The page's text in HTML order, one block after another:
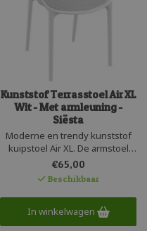
Kunststof Terrasstoel Air XL
Wit - Met armleuning -
Siësta
Moderne en trendy kunststof
kuipstoel Air XL. De armstoel
heeft een fijne brede zit en is
stapelbaar tot 4 stuks en zeer
gemakkelijk in het onderhoud.
Gemaakt uit één geheel en
perfect voor zowel de zakelijk
markt als particulier gebruik.
€65,00
Beschikbaar
In winkelwagen